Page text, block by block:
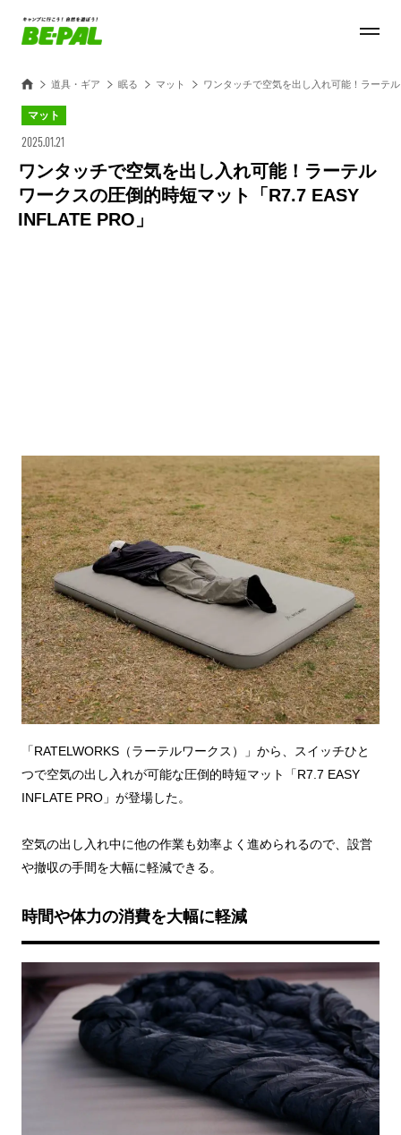
道具・ギア 眠る マット ワンタッチで空気を出し入れ可能！ラーテ
マット
2025.01.21
ワンタッチで空気を出し入れ可能！ラーテル
ワークスの圧倒的時短マット「R7.7 EASY
INFLATE PRO」
「RATELWORKS（ラーテルワークス）」から、スイッチひと
つで空気の出し入れが可能な圧倒的時短マット「R7.7 EASY
INFLATE PRO」が登場した。
空気の出し入れ中に他の作業も効率よく進められるので、設営
や撤収の手間を大幅に軽減できる。
時間や体力の消費を大幅に軽減